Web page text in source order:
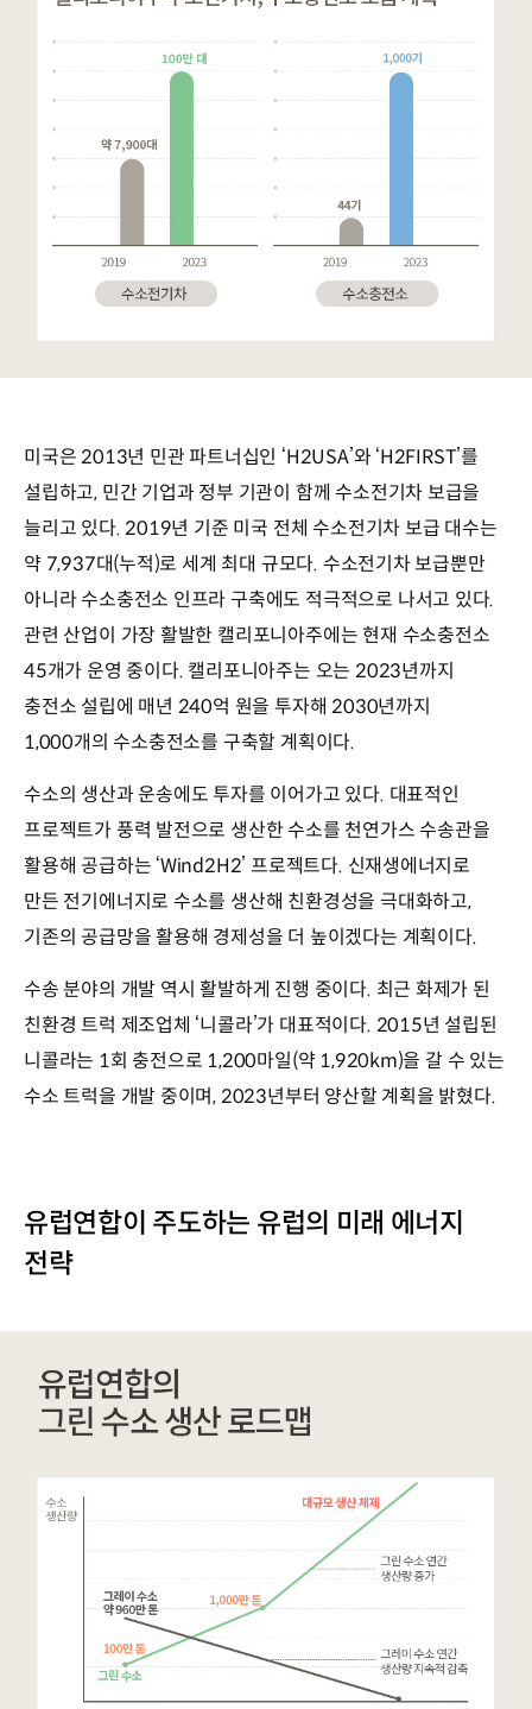
미국은 2013년 민관 파트너십인 ‘H2USA’와 ‘H2FIRST’를
설립하고, 민간 기업과 정부 기관이 함께 수소전기차 보급을
늘리고 있다. 2019년 기준 미국 전체 수소전기차 보급 대수는
약 7,937대(누적)로 세계 최대 규모다. 수소전기차 보급뿐만
아니라 수소충전소 인프라 구축에도 적극적으로 나서고 있다.
관련 산업이 가장 활발한 캘리포니아주에는 현재 수소충전소
45개가 운영 중이다. 캘리포니아주는 오는 2023년까지
충전소 설립에 매년 240억 원을 투자해 2030년까지
1,000개의 수소충전소를 구축할 계획이다.
수소의 생산과 운송에도 투자를 이어가고 있다. 대표적인
프로젝트가 풍력 발전으로 생산한 수소를 천연가스 수송관을
활용해 공급하는 ‘Wind2H2’ 프로젝트다. 신재생에너지로
만든 전기에너지로 수소를 생산해 친환경성을 극대화하고,
기존의 공급망을 활용해 경제성을 더 높이겠다는 계획이다.
수송 분야의 개발 역시 활발하게 진행 중이다. 최근 화제가 된
친환경 트럭 제조업체 ‘니콜라’가 대표적이다. 2015년 설립된
니콜라는 1회 충전으로 1,200마일(약 1,920km)을 갈 수 있는
수소 트럭을 개발 중이며, 2023년부터 양산할 계획을 밝혔다.
유럽연합이 주도하는 유럽의 미래 에너지
전략